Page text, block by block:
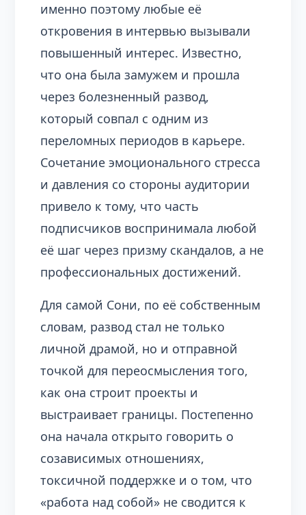
именно поэтому любые её
откровения в интервью вызывали
повышенный интерес. Известно,
что она была замужем и прошла
через болезненный развод,
который совпал с одним из
переломных периодов в карьере.
Сочетание эмоционального стресса
и давления со стороны аудитории
привело к тому, что часть
подписчиков воспринимала любой
её шаг через призму скандалов, а не
профессиональных достижений.
Для самой Сони, по её собственным
словам, развод стал не только
личной драмой, но и отправной
точкой для переосмысления того,
как она строит проекты и
выстраивает границы. Постепенно
она начала открыто говорить о
созависимых отношениях,
токсичной поддержке и о том, что
«работа над собой» не сводится к